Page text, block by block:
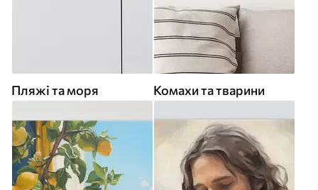
Пляжі та моря Комахи та тварини